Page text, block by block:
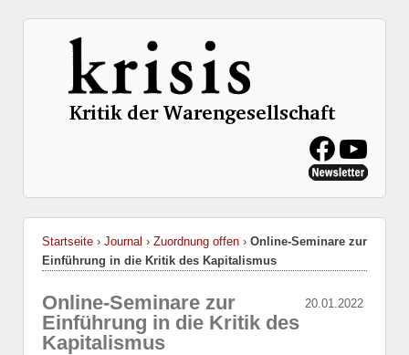
Startseite › Journal › Zuordnung offen › Online-Seminare zur
Einführung in die Kritik des Kapitalismus
20.01.2022
Online-Seminare zur
Einführung in die Kritik des
Kapitalismus